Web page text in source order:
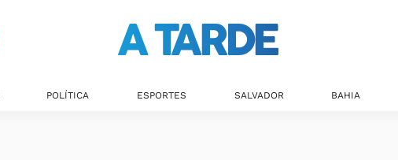
POLÍTICA ESPORTES SALVADOR BAHIA